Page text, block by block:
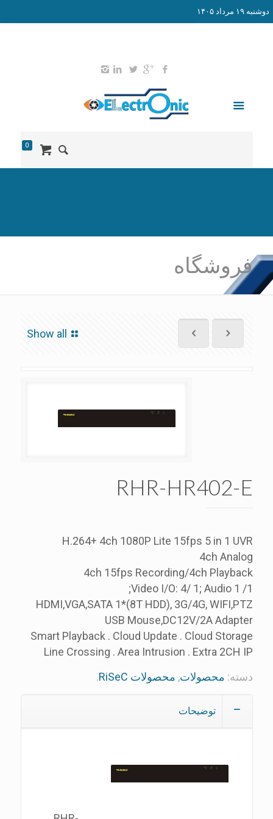
دوشنبه ۱۹ مرداد ۱۴۰۵
0
فروشگاه
Show all
RHR-HR402-E
H.264+ 4ch 1080P Lite 15fps 5 in 1 UVR
4ch Analog
4ch 15fps Recording/4ch Playback
Video I/O: 4/ 1; Audio 1 /1;
HDMI,VGA,SATA 1*(8T HDD), 3G/4G, WIFI,PTZ
USB Mouse,DC12V/2A Adapter
Smart Playback . Cloud Update . Cloud Storage
Line Crossing . Area Intrusion . Extra 2CH IP
دسته: محصولات, محصولات RiSeC .
توضیحات